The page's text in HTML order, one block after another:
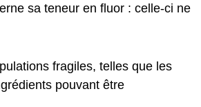
sa teneur en fluor : celle-ci ne
fragiles, telles que les
pouvant être